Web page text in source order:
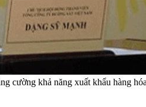
cường khả năng xuất khẩu hàng